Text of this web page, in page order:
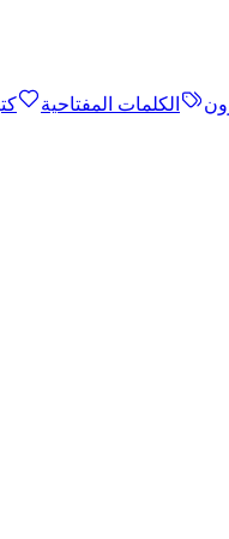
الكلمات المفتاحية